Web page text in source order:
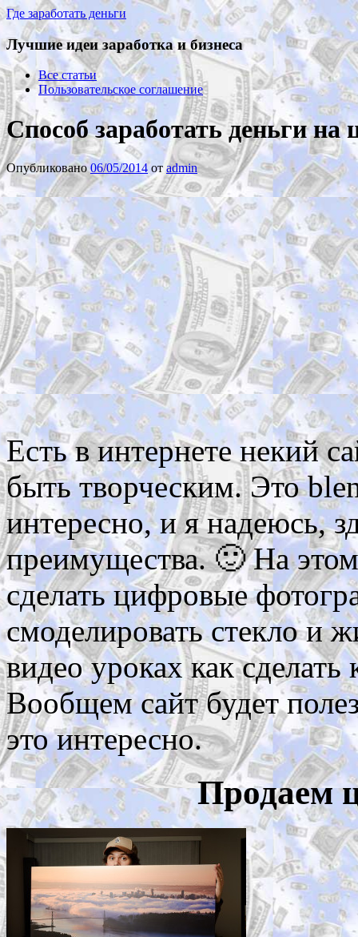
Где заработать деньги
Лучшие идеи заработка и бизнеса
Все статьи
Пользовательское соглашение
Способ заработать деньги
Опубликовано06/05/2014 отadmin
Есть в интернете некий
быть творческим. Это
интересно, и я надеюсь,
преимущества. 🙂 На
сделать цифровые
смоделировать стекло и
видео уроках как
Вообщем сайт будет
это интересно.
Продаем